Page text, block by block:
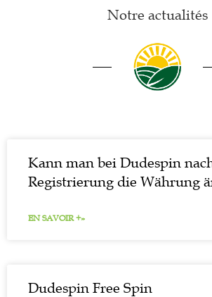
Notre actualités
Kann man bei Dudespin
Registrierung die Währung
EN SAVOIR +»
Dudespin Free Spin